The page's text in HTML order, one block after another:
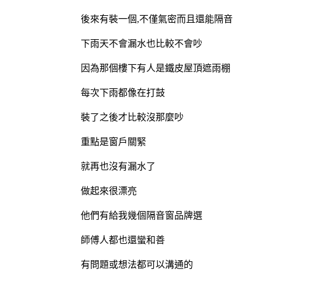
後來有裝一個,不僅氣密而且還能隔音
下雨天不會漏水也比較不會吵
因為那個樓下有人是鐵皮屋頂遮雨棚
每次下雨都像在打鼓
裝了之後才比較沒那麼吵
重點是窗戶關緊
就再也沒有漏水了
做起來很漂亮
他們有給我幾個隔音窗品牌選
師傅人都也還蠻和善
有問題或想法都可以溝通的